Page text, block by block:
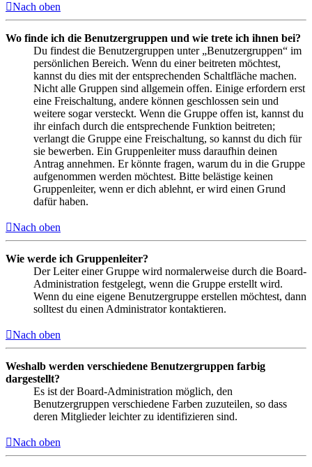
Nach oben
Wo finde ich die Benutzergruppen und wie trete ich ihnen bei?
Du findest die Benutzergruppen unter „Benutzergruppen“ im
persönlichen Bereich. Wenn du einer beitreten möchtest,
kannst du dies mit der entsprechenden Schaltfläche machen.
Nicht alle Gruppen sind allgemein offen. Einige erfordern erst
eine Freischaltung, andere können geschlossen sein und
weitere sogar versteckt. Wenn die Gruppe offen ist, kannst du
ihr einfach durch die entsprechende Funktion beitreten;
verlangt die Gruppe eine Freischaltung, so kannst du dich für
sie bewerben. Ein Gruppenleiter muss daraufhin deinen
Antrag annehmen. Er könnte fragen, warum du in die Gruppe
aufgenommen werden möchtest. Bitte belästige keinen
Gruppenleiter, wenn er dich ablehnt, er wird einen Grund
dafür haben.
Nach oben
Wie werde ich Gruppenleiter?
Der Leiter einer Gruppe wird normalerweise durch die Board-
Administration festgelegt, wenn die Gruppe erstellt wird.
Wenn du eine eigene Benutzergruppe erstellen möchtest, dann
solltest du einen Administrator kontaktieren.
Nach oben
Weshalb werden verschiedene Benutzergruppen farbig
dargestellt?
Es ist der Board-Administration möglich, den
Benutzergruppen verschiedene Farben zuzuteilen, so dass
deren Mitglieder leichter zu identifizieren sind.
Nach oben